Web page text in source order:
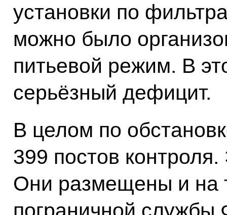
установки по
можно было
питьевой режим. В
серьёзный дефицит.
В целом по
399 постов
Они размещены и на
пограничной